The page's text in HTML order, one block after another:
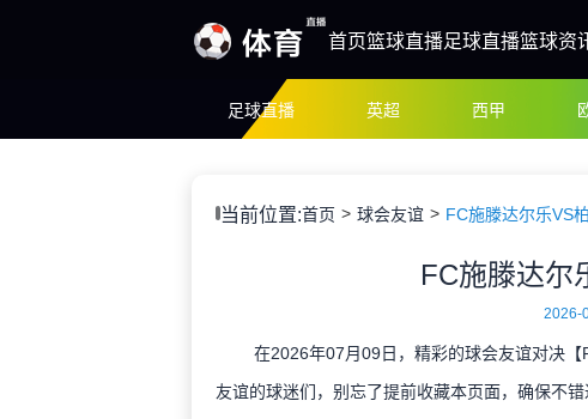
首页篮球直播足球直播篮球资
足球直播 英超 西甲
当前位置:首页 球会友谊 FC施滕达尔乐VS
FC施滕达尔
2026-
在2026年07月09日，精彩的球会友谊对决
友谊的球迷们，别忘了提前收藏本页面，确保不